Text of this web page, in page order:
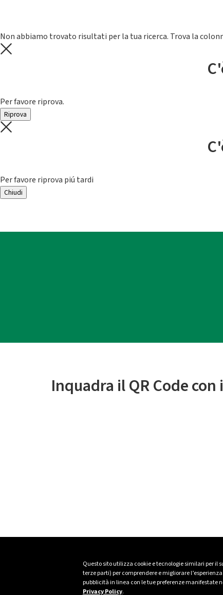
Questo sito utilizza cookie e tecnologie similari per il
terze parti) per comprendere e migliorare
pubblicità in linea con le tue preferenze manifestate
Privacy Policy.
Non abbiamo trovato risultati per la tua ricerca. Trova la
Per favore riprova.
Riprova
Per favore riprova piú tardi
Chiudi
Inquadra il QR Code